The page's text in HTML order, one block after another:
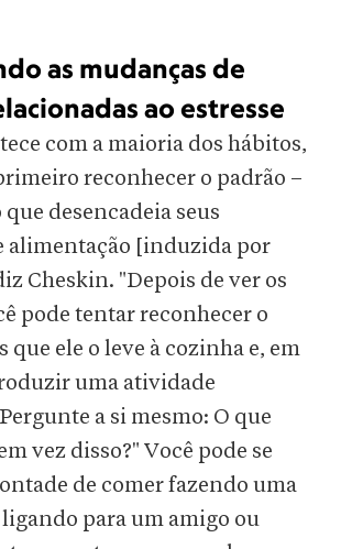
as mudanças de
ao estresse
com a maioria dos hábitos,
reconhecer o padrão –
desencadeia seus
alimentação [induzida por
Cheskin. "Depois de ver os
pode tentar reconhecer o
que ele o leve à cozinha e, em
uma atividade
a si mesmo: O que
vez disso?" Você pode se
de comer fazendo uma
para um amigo ou